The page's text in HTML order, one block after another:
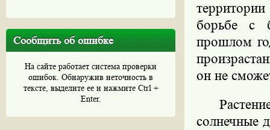
Сообщить об ошибке
На сайте работает система проверки
ошибок. Обнаружив неточность в
тексте, выделите ее и нажмите Ctrl +
Enter.
борьбе с
прошлом
он не
солнечные